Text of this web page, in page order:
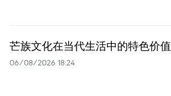
芒族文化在当代生活中的特色价值
06/08/2026 18:24